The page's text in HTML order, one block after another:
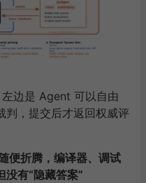
边是 Agent 可以自由
判，提交后才返回权威评
便折腾，编译器、调试
没有“隐藏答案”